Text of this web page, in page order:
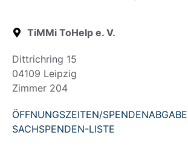
TiMMi ToHelp e. V.
Dittrichring 15
04109 Leipzig
Zimmer 204
ÖFFNUNGSZEITEN/SPENDENABGABE
SACHSPENDEN-LISTE